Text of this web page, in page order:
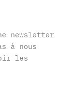
newsletter
à nous
les